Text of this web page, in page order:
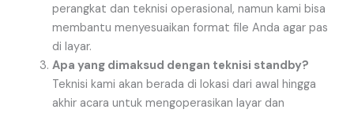
perangkat dan teknisi operasional, namun kami bisa
membantu menyesuaikan format file Anda agar pas
di layar.
Apa yang dimaksud dengan teknisi standby?
Teknisi kami akan berada di lokasi dari awal hingga
akhir acara untuk mengoperasikan layar dan